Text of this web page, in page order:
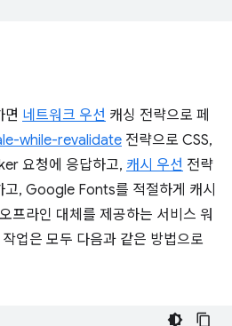
면 네트워크 우선 캐싱 전략으로 페
while-revalidate 전략으로 CSS,
요청에 응답하고, 캐시 우선 전략
고, Google Fonts를 적절하게 캐시
프라인 대체를 제공하는 서비스 워
업은 모두 다음과 같은 방법으로